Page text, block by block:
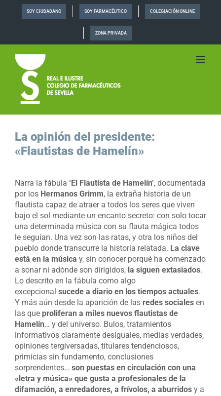
SOY CIUDADANO SOY FARMACÉUTICO COLEGIACIÓN ONLINE
ZONA PRIVADA
La opinión del presidente:
«Flautistas de Hamelín»
Narra la fábula ‘El Flautista de Hamelín’, documentada
por los Hermanos Grimm, la extraña historia de un
flautista capaz de atraer a todos los seres que viven
bajo el sol mediante un encanto secreto: con solo tocar
una determinada música con su flauta mágica todos
le seguían. Una vez son las ratas, y otra los niños del
pueblo donde transcurre la historia relatada. La clave
está en la música y, sin conocer porqué ha comenzado
a sonar ni adónde son dirigidos, la siguen extasiados.
Lo descrito en la fábula como algo
excepcional sucede a diario en los tiempos actuales.
Y más aún desde la aparición de las redes sociales en
las que proliferan a miles nuevos flautistas de
Hamelín… y del universo. Bulos, tratamientos
informativos claramente desiguales, medias verdades,
opiniones tergiversadas, titulares tendenciosos,
primicias sin fundamento, conclusiones
sorprendentes… son puestas en circulación con una
«letra y música» que gusta a profesionales de la
difamación, a enredadores, a frívolos, a aburridos y a